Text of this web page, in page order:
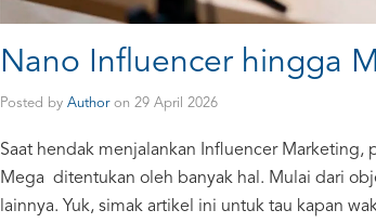
Nano Influencer hingga
Posted by Author on 29 April 2026
Saat hendak menjalankan Influencer
Mega ditentukan oleh banyak hal. Mulai dari
lainnya. Yuk, simak artikel ini untuk tau kapan